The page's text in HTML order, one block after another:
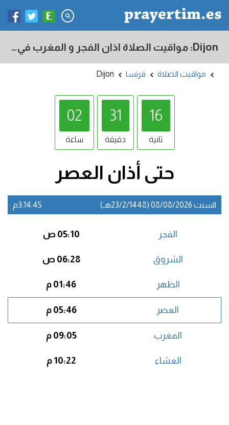
Dijon: مواقيت الصلاة اذان الفجر و المغرب في اليوم - فرنسا
مواقيت الصلاة فرنسا Dijon
02
ساعة
31
دقيقة
15
ثانية
حتى أذان العصر
السبت 08/08/2026 (23/2/1448هـ) 3:14:45م
الفجر 05:10 ص
الشروق 06:28 ص
الظهر 01:46 م
العصر 05:46 م
المغرب 09:05 م
العشاء 10:22 م